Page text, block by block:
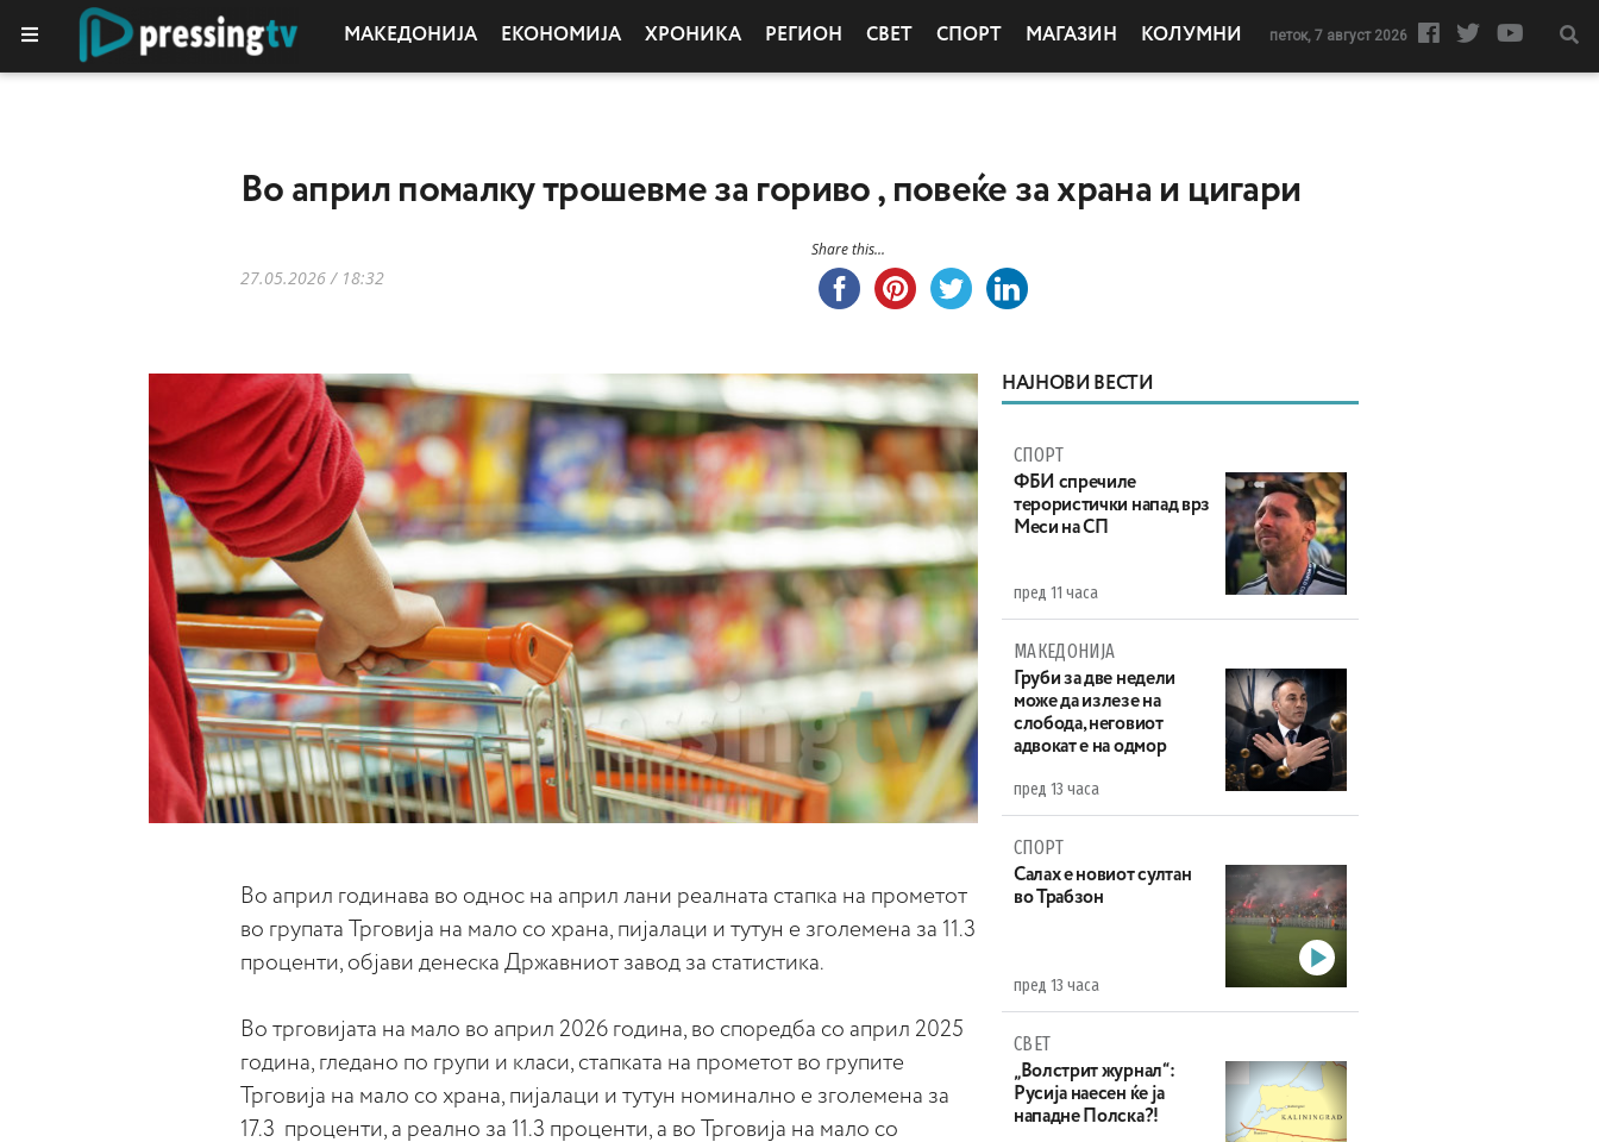
МАКЕДОНИЈА ЕКОНОМИЈА ХРОНИКА РЕГИОН СВЕТ СПОРТ МАГАЗИН КОЛУМНИ петок, 7 август 2026
Во април помалку трошевме за гориво , повеќе за храна и цигари
27.05.2026 / 18:32
Share this...
Во април годинава во однос на април лани реалната стапка на прометот
во групата Трговија на мало со храна, пијалаци и тутун е зголемена за 11.3
проценти, објави денеска Државниот завод за статистика.
Во трговијата на мало во април 2026 година, во споредба со април 2025
година, гледано по групи и класи, стапката на прометот во групите
Трговија на мало со храна, пијалаци и тутун номинално е зголемена за
17.3 проценти, а реално за 11.3 проценти, а во Трговија на мало со
НАЈНОВИ ВЕСТИ
СПОРТ
ФБИ спречиле
терористички напад врз
Меси на СП
пред 11 часа
МАКЕДОНИЈА
Груби за две недели
може да излезе на
слобода, неговиот
адвокат е на одмор
пред 13 часа
СПОРТ
Салах е новиот султан
во Трабзон
пред 13 часа
СВЕТ
„Волстрит журнал“:
Русија наесен ќе ја
нападне Полска?!